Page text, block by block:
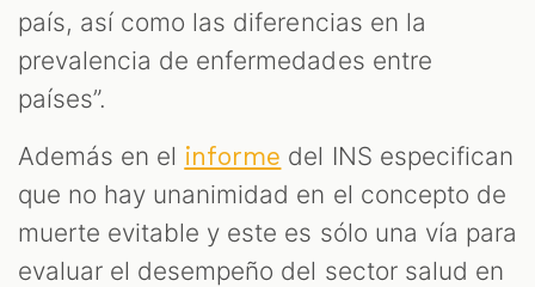
país, así como las diferencias en la
prevalencia de enfermedades entre
países”.
Además en el informe del INS especifican
que no hay unanimidad en el concepto de
muerte evitable y este es sólo una vía para
evaluar el desempeño del sector salud en